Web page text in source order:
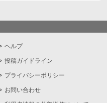
ヘルプ
投稿ガイドライン
プライバシーポリシー
お問い合わせ